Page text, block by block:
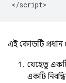
এই কোডটি প্রধান
যেহেতু
একটি